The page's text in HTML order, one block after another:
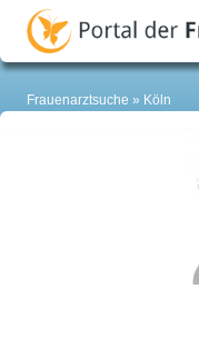
Frauenarztsuche Köln